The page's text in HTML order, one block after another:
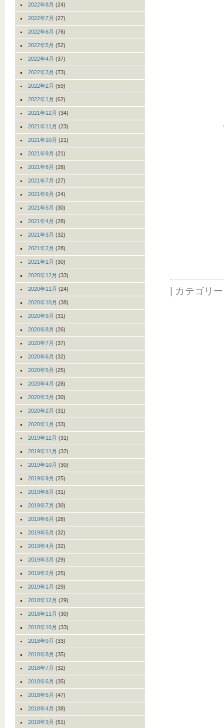
| カテゴリ
2022年8月 (24)
2022年7月 (27)
2022年6月 (76)
2022年5月 (52)
2022年4月 (37)
2022年3月 (73)
2022年2月 (59)
2022年1月 (62)
2021年12月 (34)
2021年11月 (23)
2021年10月 (21)
2021年9月 (21)
2021年8月 (28)
2021年7月 (27)
2021年6月 (24)
2021年5月 (30)
2021年4月 (28)
2021年3月 (32)
2021年2月 (28)
2021年1月 (30)
2020年12月 (33)
2020年11月 (24)
2020年10月 (38)
2020年9月 (31)
2020年8月 (26)
2020年7月 (37)
2020年6月 (32)
2020年5月 (25)
2020年4月 (28)
2020年3月 (30)
2020年2月 (31)
2020年1月 (33)
2019年12月 (31)
2019年11月 (32)
2019年10月 (30)
2019年9月 (25)
2019年8月 (31)
2019年7月 (30)
2019年6月 (28)
2019年5月 (32)
2019年4月 (32)
2019年3月 (29)
2019年2月 (25)
2019年1月 (29)
2018年12月 (29)
2018年11月 (30)
2018年10月 (33)
2018年9月 (33)
2018年8月 (35)
2018年7月 (32)
2018年6月 (35)
2018年5月 (47)
2018年4月 (38)
2018年3月 (51)